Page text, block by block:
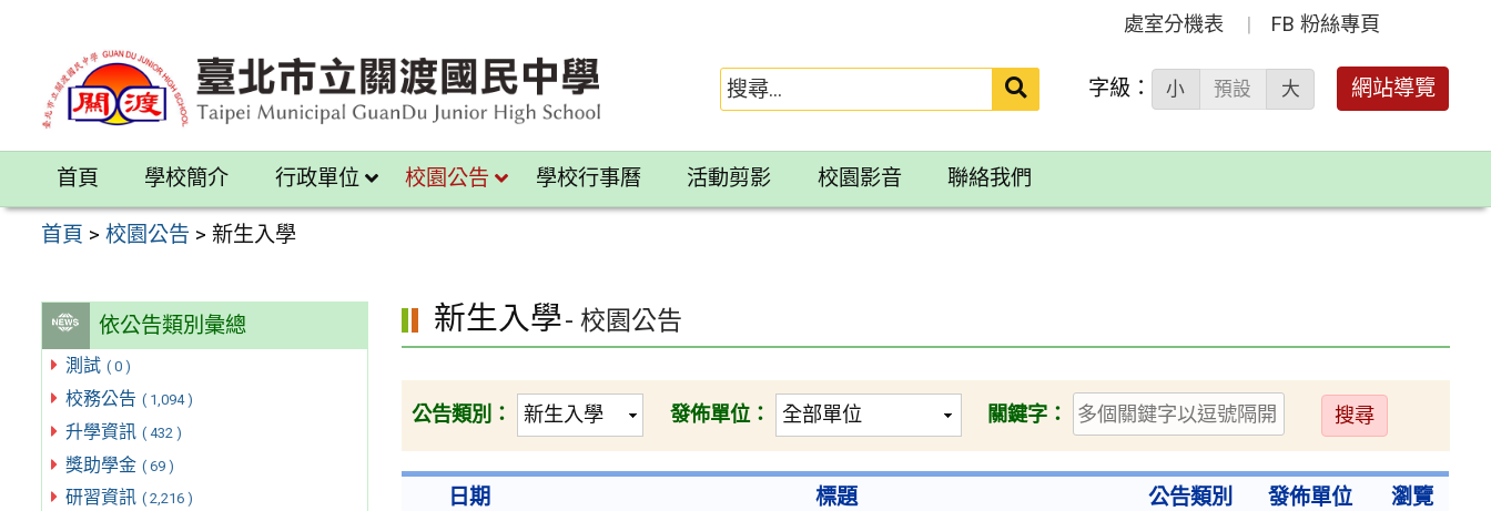
內
區
處室分機表 FB 粉絲專頁
送出 字級： 小 預設 大 網站導覽
首頁 學校簡介 行政單位 校園公告 學校行事曆 活動剪影 校園影音 聯絡我們
首頁 >校園公告 >新生入學
依公告類別彙總
測試 ( 0 )
校務公告 ( 1,094 )
升學資訊 ( 432 )
獎助學金 ( 69 )
研習資訊 ( 2,216 )
新生入學- 校園公告
公告類別： 發佈單位： 關鍵字：
送
出
日期 標題 公告類別 發佈單位
瀏覽